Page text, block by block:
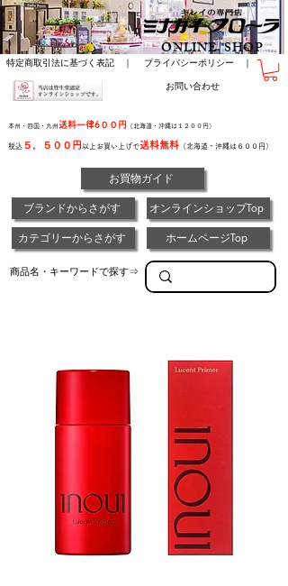
ONLINE SHOP
本州・四国・九州 送料一律6００円 （北海道・沖縄は１２００円）
税込 ５，５００円 以上お買い上げで送料無料 （北海道・沖縄は６００円）
特定商取引法に基づく表記 ｜ プライバシーポリシー ｜
お問い合わせ
ブランドからさがす
カテゴリーからさがす
お買物ガイド
オンラインショップTop
ホームページTop
商品名・キーワードで探す⇒